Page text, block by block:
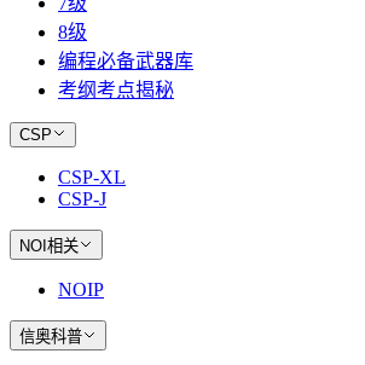
8级
编程必备武器库
考纲考点揭秘
CSP
CSP-XL
CSP-J
NOI相关
NOIP
信奥科普